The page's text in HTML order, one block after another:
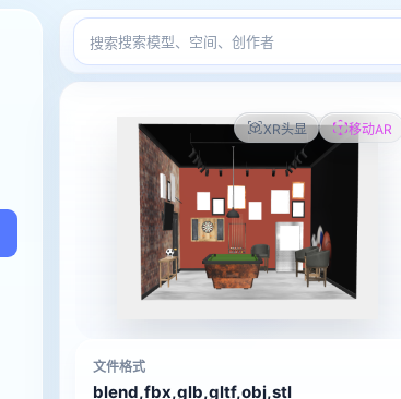
搜索
XR头显 移动AR
文件格式
blend,fbx,glb,gltf,obj,stl